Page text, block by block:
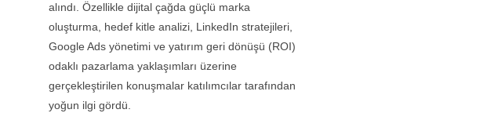
alındı. Özellikle dijital çağda güçlü marka
oluşturma, hedef kitle analizi, LinkedIn stratejileri,
Google Ads yönetimi ve yatırım geri dönüşü (ROI)
odaklı pazarlama yaklaşımları üzerine
gerçekleştirilen konuşmalar katılımcılar tarafından
yoğun ilgi gördü.